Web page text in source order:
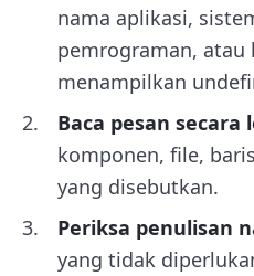
nama aplikasi,
pemrograman, atau
menampilkan
Baca pesan secara
komponen, file,
yang disebutkan.
Periksa penulisan
yang tidak